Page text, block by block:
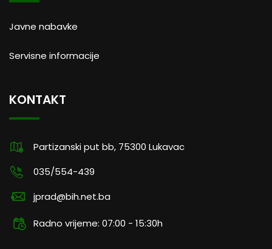
Javne nabavke
Servisne informacije
KONTAKT
Partizanski put bb, 75300 Lukavac
035/554-439
jprad@bih.net.ba
Radno vrijeme: 07:00 - 15:30h